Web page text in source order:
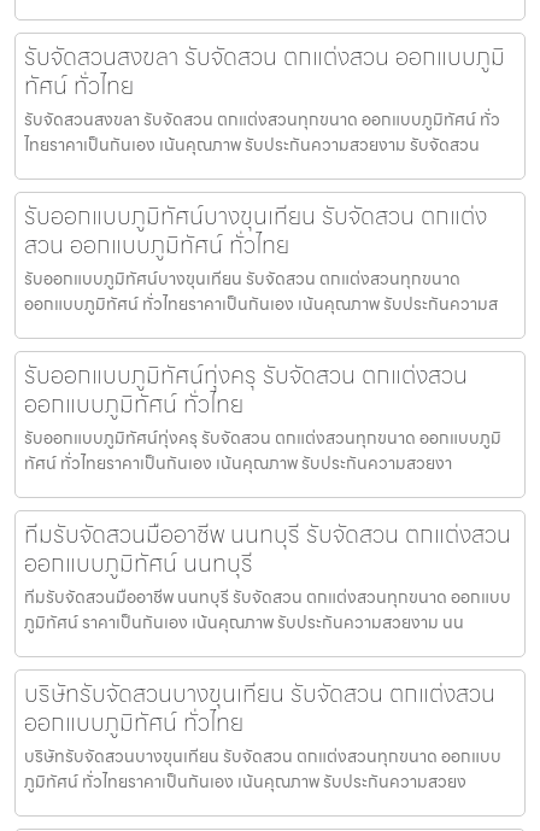
รับจัดสวนสงขลา รับจัดสวน ตกแต่งสวน ออกแบบภูมิ
ทัศน์ ทั่วไทย
รับจัดสวนสงขลา รับจัดสวน ตกแต่งสวนทุกขนาด ออกแบบภูมิทัศน์ ทั่ว
ไทยราคาเป็นกันเอง เน้นคุณภาพ รับประกันความสวยงาม รับจัดสวน
รับออกแบบภูมิทัศน์บางขุนเทียน รับจัดสวน ตกแต่ง
สวน ออกแบบภูมิทัศน์ ทั่วไทย
รับออกแบบภูมิทัศน์บางขุนเทียน รับจัดสวน ตกแต่งสวนทุกขนาด
ออกแบบภูมิทัศน์ ทั่วไทยราคาเป็นกันเอง เน้นคุณภาพ รับประกันความส
รับออกแบบภูมิทัศน์ทุ่งครุ รับจัดสวน ตกแต่งสวน
ออกแบบภูมิทัศน์ ทั่วไทย
รับออกแบบภูมิทัศน์ทุ่งครุ รับจัดสวน ตกแต่งสวนทุกขนาด ออกแบบภูมิ
ทัศน์ ทั่วไทยราคาเป็นกันเอง เน้นคุณภาพ รับประกันความสวยงา
ทีมรับจัดสวนมืออาชีพ นนทบุรี รับจัดสวน ตกแต่งสวน
ออกแบบภูมิทัศน์ นนทบุรี
ทีมรับจัดสวนมืออาชีพ นนทบุรี รับจัดสวน ตกแต่งสวนทุกขนาด ออกแบบ
ภูมิทัศน์ ราคาเป็นกันเอง เน้นคุณภาพ รับประกันความสวยงาม นน
บริษัทรับจัดสวนบางขุนเทียน รับจัดสวน ตกแต่งสวน
ออกแบบภูมิทัศน์ ทั่วไทย
บริษัทรับจัดสวนบางขุนเทียน รับจัดสวน ตกแต่งสวนทุกขนาด ออกแบบ
ภูมิทัศน์ ทั่วไทยราคาเป็นกันเอง เน้นคุณภาพ รับประกันความสวยง